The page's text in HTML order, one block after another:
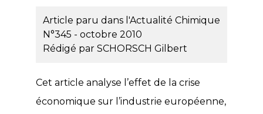
Article paru dans l'Actualité Chimique
N°345 - octobre 2010
Rédigé par SCHORSCH Gilbert
Cet article analyse l’effet de la crise
économique sur l’industrie européenne,